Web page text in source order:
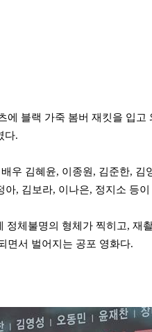
에 블랙 가죽 봄버 재킷을 입
다.
우 김혜윤, 이종원, 김준한,
, 김보라, 이나은, 정지소 등
정체불명의 형체가 찍히고, 재
면서 벌어지는 공포 영화다.